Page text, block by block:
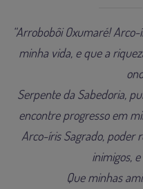
“Arrobobôi Oxumaré!
minha vida, e que a
Serpente da Sabedoria,
encontre progresso em
Arco-íris Sagrado, poder
inimigos,
Que minhas